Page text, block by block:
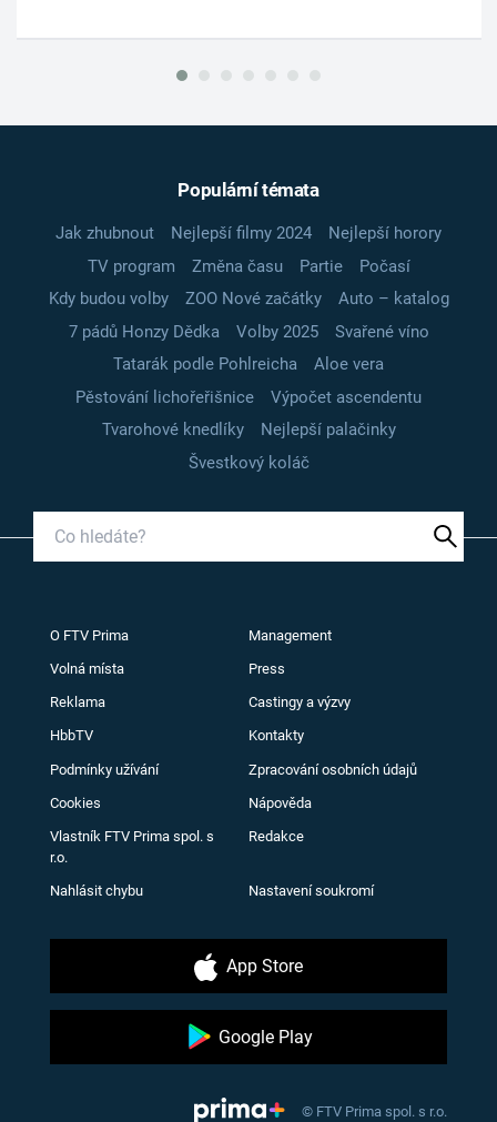
Populární témata
Jak zhubnout Nejlepší filmy 2024
Nejlepší horory
TV program
Změna času Partie
Počasí
Kdy budou volby
ZOO Nové začátky
Auto – katalog
7 pádů Honzy Dědka
Volby 2025
Svařené víno
Tatarák podle Pohlreicha
Aloe vera
Pěstování lichořeřišnice
Výpočet ascendentu
Tvarohové knedlíky
Nejlepší palačinky
Švestkový koláč
O FTV Prima Management
Volná místa Press
Reklama Castingy a výzvy
HbbTV Kontakty
Podmínky užívání Zpracování osobních údajů
Cookies Nápověda
Vlastník FTV Prima spol. s
r.o.
Redakce
Nahlásit chybu Nastavení soukromí
App Store
Google Play
© FTV Prima spol. s r.o.